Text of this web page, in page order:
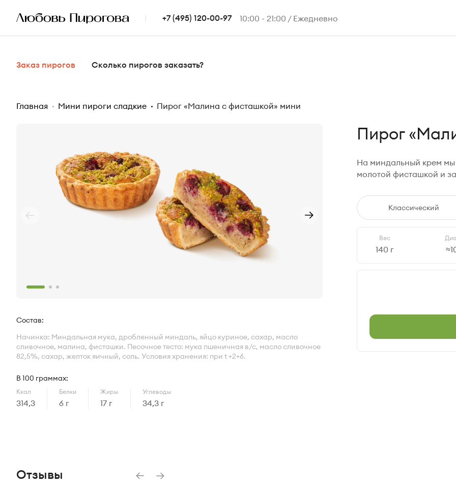
+7 (495) 120-00-97 10:00 - 21:00 / Ежедневно
Заказ пирогов Сколько пирогов заказать?
Главная Мини пироги сладкие Пирог «Малина с фисташкой» мини
Пирог
На миндальный крем
молотой фисташкой и
Классический
Вес
140 г
Характеристики
Состав:
Начинка: Миндальная мука, дробленный миндаль, яйцо куриное, сахар, масло
сливочное, малина, фисташки. Песочное тесто: мука пшеничная в/с, масло сливочное
82,5%, сахар, желток яичный, соль. Условия хранения: при t +2+6.
В 100 граммах:
Ккал
314,3
Белки
6 г
Жиры
17 г
Углеводы
34,3 г
Отзывы